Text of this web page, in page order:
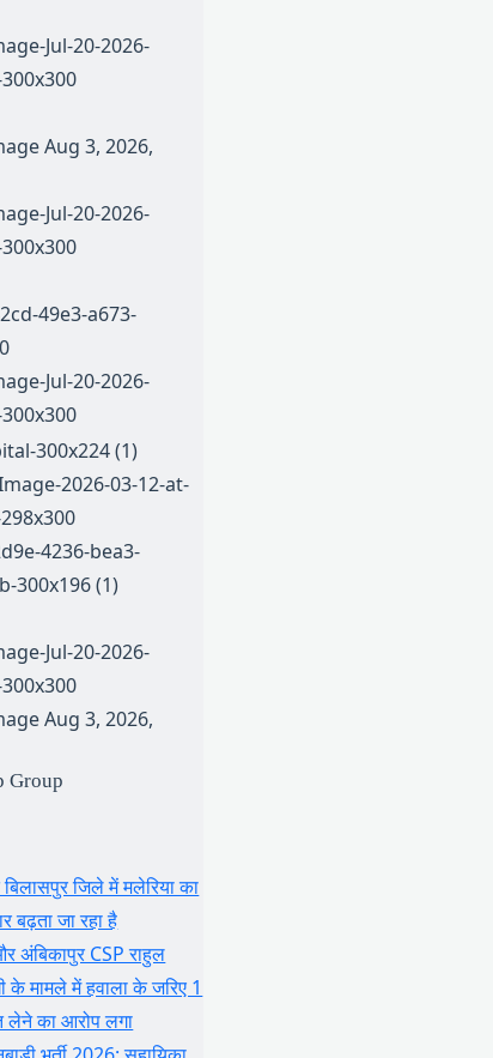
Group
जिले में मलेरिया का
बढ़ता जा रहा है
अंबिकापुर CSP राहुल
के मामले में हवाला के जरिए 1
लेने का आरोप लगा